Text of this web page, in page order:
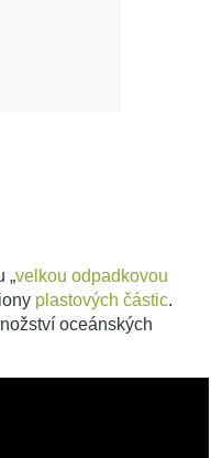
„velkou odpadkovou
plastových částic.
oceánských